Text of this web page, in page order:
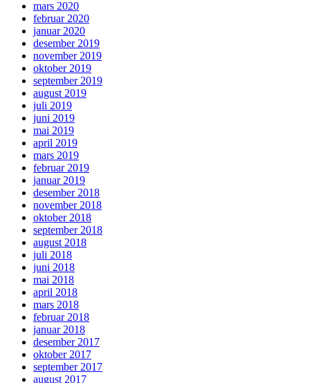
mars 2020
februar 2020
januar 2020
desember 2019
november 2019
oktober 2019
september 2019
august 2019
juli 2019
juni 2019
mai 2019
april 2019
mars 2019
februar 2019
januar 2019
desember 2018
november 2018
oktober 2018
september 2018
august 2018
juli 2018
juni 2018
mai 2018
april 2018
mars 2018
februar 2018
januar 2018
desember 2017
oktober 2017
september 2017
august 2017